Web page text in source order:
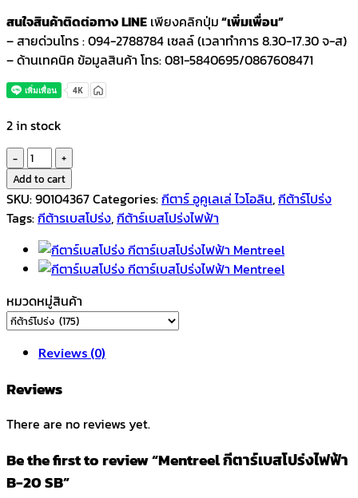
สนใจสินค้าติดต่อทางLINE เพียงคลิกปุ่ม“เพิ่มเพื่อน”
– สายด่วนโทร : 094-2788784 เซลล์ (เวลาทำการ 8.30-17.30 จ-ส)
– ด้านเทคนิค ข้อมูลสินค้า โทร: 081-5840695/0867608471
2 in stock
Mentreel
กีตาร์
เบส
โปร่ง
B-
20
quantity
Add to cart
SKU:90104367Categories:กีตาร์ อูคูเลเล่ ไวโอลิน,กีต้าร์โปร่ง
Tags:กีต้ารเบสโปร่ง,กีต้าร์เบสโปร่งไฟฟ้า
หมวดหมู่สินค้า
Reviews (0)
Reviews
There are no reviews yet.
Be the first to review “Mentreel กีตาร์เบสโปร่งไฟฟ้า
B-20 SB”